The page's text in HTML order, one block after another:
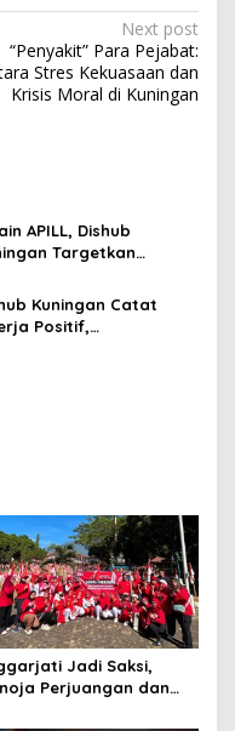
Next post
“Penyakit” Para Pejabat:
Stres Kekuasaan dan
Krisis Moral di Kuningan
APILL, Dishub
Targetkan
Kuningan Catat
Positif,
Jadi Saksi,
Perjuangan dan